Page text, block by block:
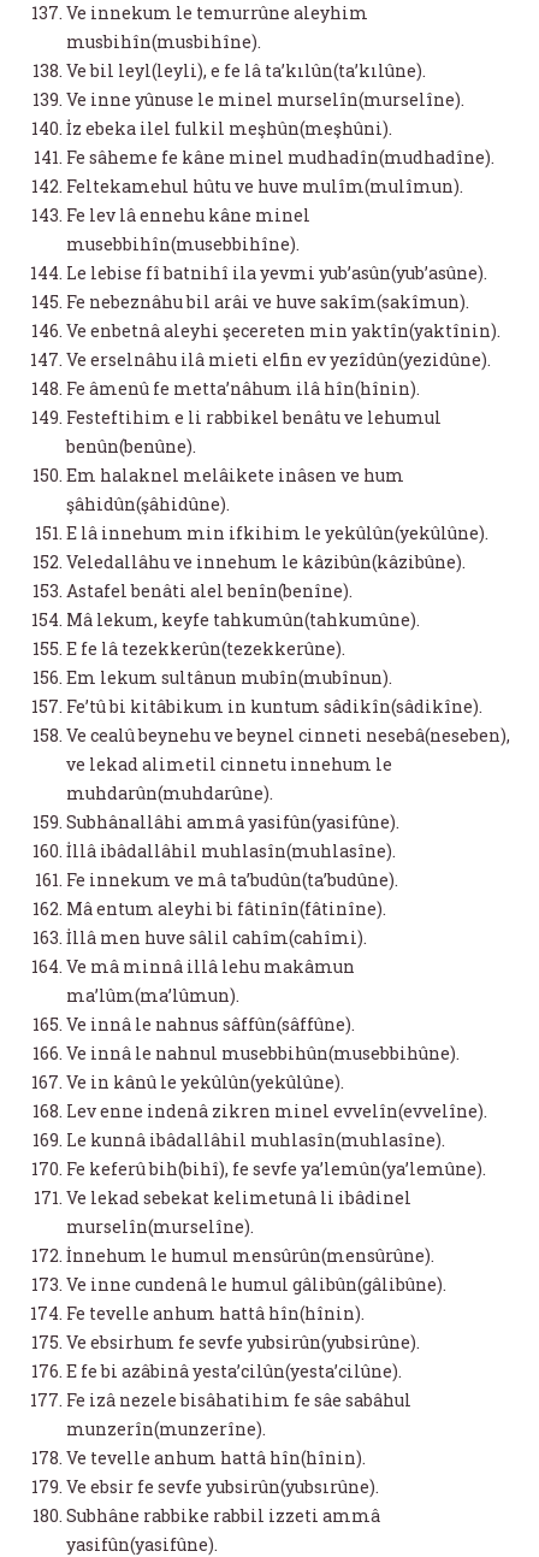
Ve innekum le temurrûne aleyhim
musbihîn(musbihîne).
Ve bil leyl(leyli), e fe lâ ta’kılûn(ta’kılûne).
Ve inne yûnuse le minel murselîn(murselîne).
İz ebeka ilel fulkil meşhûn(meşhûni).
Fe sâheme fe kâne minel mudhadîn(mudhadîne).
Feltekamehul hûtu ve huve mulîm(mulîmun).
Fe lev lâ ennehu kâne minel
musebbihîn(musebbihîne).
Le lebise fî batnihî ila yevmi yub’asûn(yub’asûne).
Fe nebeznâhu bil arâi ve huve sakîm(sakîmun).
Ve enbetnâ aleyhi şecereten min yaktîn(yaktînin).
Ve erselnâhu ilâ mieti elfin ev yezîdûn(yezidûne).
Fe âmenû fe metta’nâhum ilâ hîn(hînin).
Festeftihim e li rabbikel benâtu ve lehumul
benûn(benûne).
Em halaknel melâikete inâsen ve hum
şâhidûn(şâhidûne).
E lâ innehum min ifkihim le yekûlûn(yekûlûne).
Veledallâhu ve innehum le kâzibûn(kâzibûne).
Astafel benâti alel benîn(benîne).
Mâ lekum, keyfe tahkumûn(tahkumûne).
E fe lâ tezekkerûn(tezekkerûne).
Em lekum sultânun mubîn(mubînun).
Fe’tû bi kitâbikum in kuntum sâdikîn(sâdikîne).
Ve cealû beynehu ve beynel cinneti nesebâ(neseben),
ve lekad alimetil cinnetu innehum le
muhdarûn(muhdarûne).
Subhânallâhi ammâ yasifûn(yasifûne).
İllâ ibâdallâhil muhlasîn(muhlasîne).
Fe innekum ve mâ ta’budûn(ta’budûne).
Mâ entum aleyhi bi fâtinîn(fâtinîne).
İllâ men huve sâlil cahîm(cahîmi).
Ve mâ minnâ illâ lehu makâmun
ma’lûm(ma’lûmun).
Ve innâ le nahnus sâffûn(sâffûne).
Ve innâ le nahnul musebbihûn(musebbihûne).
Ve in kânû le yekûlûn(yekûlûne).
Lev enne indenâ zikren minel evvelîn(evvelîne).
Le kunnâ ibâdallâhil muhlasîn(muhlasîne).
Fe keferû bih(bihî), fe sevfe ya’lemûn(ya’lemûne).
Ve lekad sebekat kelimetunâ li ibâdinel
murselîn(murselîne).
İnnehum le humul mensûrûn(mensûrûne).
Ve inne cundenâ le humul gâlibûn(gâlibûne).
Fe tevelle anhum hattâ hîn(hînin).
Ve ebsirhum fe sevfe yubsirûn(yubsirûne).
E fe bi azâbinâ yesta’cilûn(yesta’cilûne).
Fe izâ nezele bisâhatihim fe sâe sabâhul
munzerîn(munzerîne).
Ve tevelle anhum hattâ hîn(hînin).
Ve ebsir fe sevfe yubsirûn(yubsırûne).
Subhâne rabbike rabbil izzeti ammâ
yasifûn(yasifûne).